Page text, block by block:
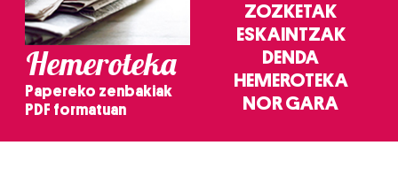
Hemeroteka
Papereko zenbakiak
PDF formatuan
ZOZKETAK
ESKAINTZAK
DENDA
HEMEROTEKA
NOR GARA